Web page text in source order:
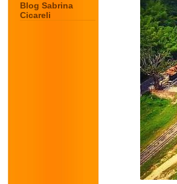
Blog Sabrina
Cicareli